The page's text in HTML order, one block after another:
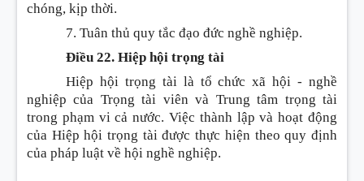
chóng, kịp thời.
7. Tuân thủ quy tắc đạo đức nghề nghiệp.
Điều 22. Hiệp hội trọng tài
Hiệp hội trọng tài là tổ chức xã hội - nghề
nghiệp của Trọng tài viên và Trung tâm trọng tài
trong phạm vi cả nước. Việc thành lập và hoạt động
của Hiệp hội trọng tài được thực hiện theo quy định
của pháp luật về hội nghề nghiệp.